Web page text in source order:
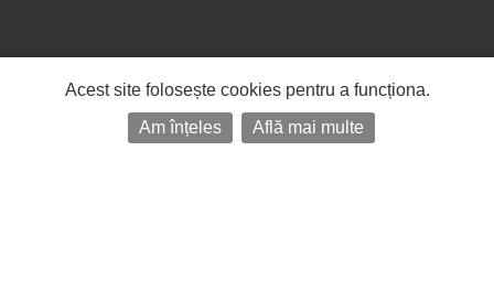
Acest site folosește cookies pentru a funcționa.
Am înțeles
Află mai multe